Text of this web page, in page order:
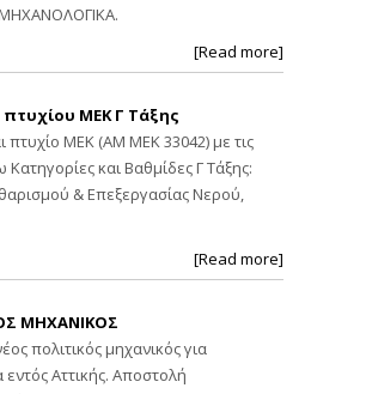
[Read more]
ΜΕΚ Γ Τάξης
πτυχίο ΜΕΚ (ΑΜ ΜΕΚ 33042) με τις
και Βαθμίδες Γ Τάξης:
& Επεξεργασίας Νερού,
[Read more]
ΜΗΧΑΝΙΚΟΣ
πολιτικός μηχανικός για
εντός Αττικής. Αποστολή